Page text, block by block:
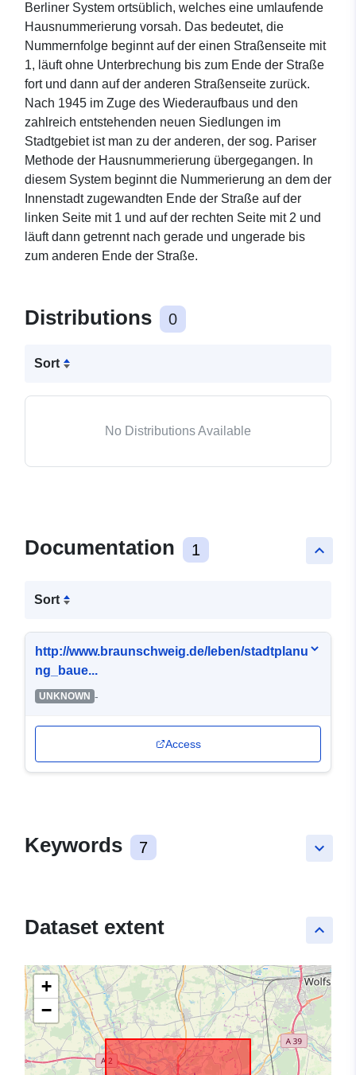
Berliner System ortsüblich, welches eine umlaufende
Hausnummerierung vorsah. Das bedeutet, die
Nummernfolge beginnt auf der einen Straßenseite mit
1, läuft ohne Unterbrechung bis zum Ende der Straße
fort und dann auf der anderen Straßenseite zurück.
Nach 1945 im Zuge des Wiederaufbaus und den
zahlreich entstehenden neuen Siedlungen im
Stadtgebiet ist man zu der anderen, der sog. Pariser
Methode der Hausnummerierung übergegangen. In
diesem System beginnt die Nummerierung an dem der
Innenstadt zugewandten Ende der Straße auf der
linken Seite mit 1 und auf der rechten Seite mit 2 und
läuft dann getrennt nach gerade und ungerade bis
zum anderen Ende der Straße.
Distributions 0
Sort
No Distributions Available
keyboard_arrow_up
Documentation 1
Sort
http://www.braunschweig.de/leben/stadtplanu
ng_baue...
UNKNOWN -
Access
keyboard_arrow_down
Keywords 7
keyboard_arrow_up
Dataset extent
+
−